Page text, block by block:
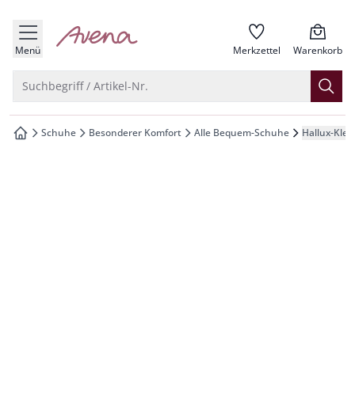
springen
springen
springen
springen
Menü zur Startseite Merkzettel Warenkorb
Suchbegriff / Artikel-Nr.
zur Startseite
Schuhe Besonderer Komfort Alle Bequem-Schuhe Hallux-